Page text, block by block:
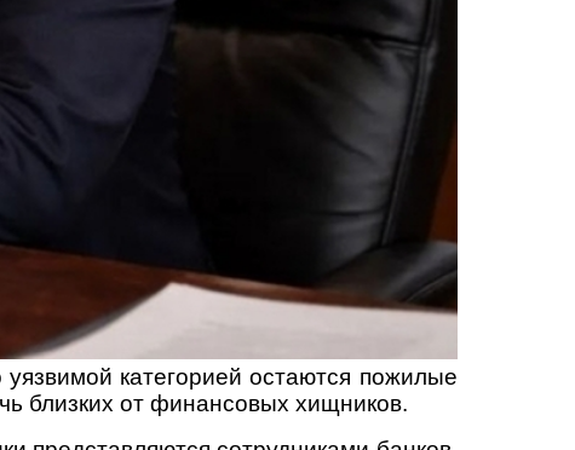
категорией остаются пожилые
близких от финансовых хищников.